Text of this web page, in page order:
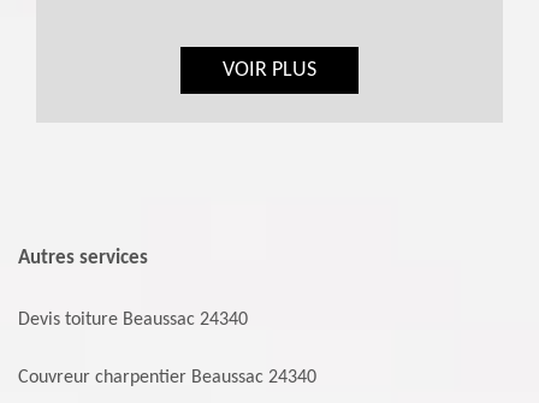
VOIR PLUS
Autres services
Devis toiture Beaussac 24340
Couvreur charpentier Beaussac 24340